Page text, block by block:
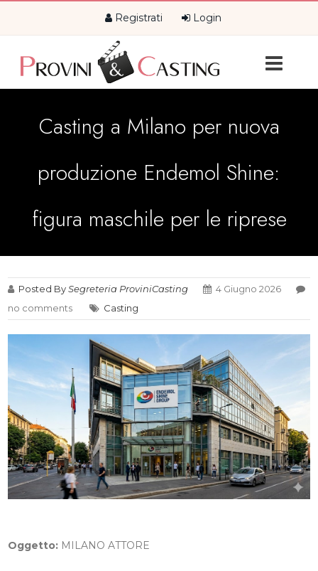
Registrati Login
Casting a Milano per nuova
produzione Endemol Shine:
figura maschile per le riprese
Posted BySegreteria ProviniCasting
4 Giugno 2026
no comments
Casting
Oggetto: MILANO ATTORE